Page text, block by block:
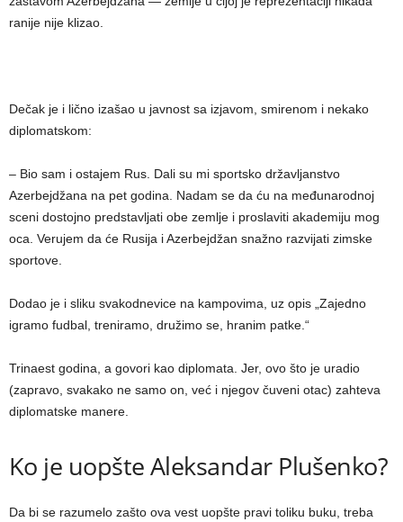
ranije nije klizao.
Dečak je i lično izašao u javnost sa izjavom, smirenom i nekako
diplomatskom:
– Bio sam i ostajem Rus. Dali su mi sportsko državljanstvo
Azerbejdžana na pet godina. Nadam se da ću na međunarodnoj
sceni dostojno predstavljati obe zemlje i proslaviti akademiju mog
oca. Verujem da će Rusija i Azerbejdžan snažno razvijati zimske
sportove.
Dodao je i sliku svakodnevice na kampovima, uz opis „Zajedno
igramo fudbal, treniramo, družimo se, hranim patke.“
Trinaest godina, a govori kao diplomata. Jer, ovo što je uradio
(zapravo, svakako ne samo on, već i njegov čuveni otac) zahteva
diplomatske manere.
Ko je uopšte Aleksandar Plušenko?
Da bi se razumelo zašto ova vest uopšte pravi toliku buku, treba